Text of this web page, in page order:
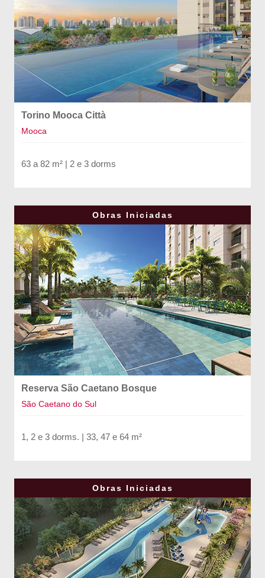
Torino Mooca Città
Mooca
63 a 82 m² | 2 e 3 dorms
Obras Iniciadas
Reserva São Caetano Bosque
São Caetano do Sul
1, 2 e 3 dorms. | 33, 47 e 64 m²
Obras Iniciadas